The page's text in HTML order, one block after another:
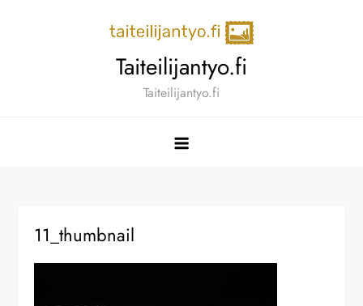
Taiteilijantyo.fi
Taiteilijantyo.fi
11_thumbnail